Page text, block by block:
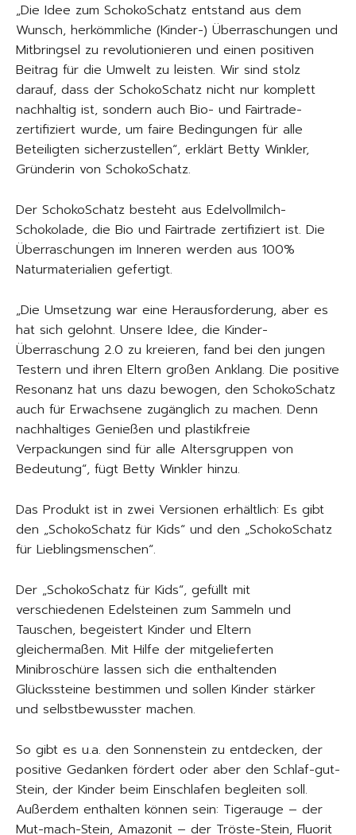
„Die Idee zum SchokoSchatz entstand aus dem
Wunsch, herkömmliche (Kinder-) Überraschungen und
Mitbringsel zu revolutionieren und einen positiven
Beitrag für die Umwelt zu leisten. Wir sind stolz
darauf, dass der SchokoSchatz nicht nur komplett
nachhaltig ist, sondern auch Bio- und Fairtrade-
zertifiziert wurde, um faire Bedingungen für alle
Beteiligten sicherzustellen“, erklärt Betty Winkler,
Gründerin von SchokoSchatz.
Der SchokoSchatz besteht aus Edelvollmilch-
Schokolade, die Bio und Fairtrade zertifiziert ist. Die
Überraschungen im Inneren werden aus 100%
Naturmaterialien gefertigt.
„Die Umsetzung war eine Herausforderung, aber es
hat sich gelohnt. Unsere Idee, die Kinder-
Überraschung 2.0 zu kreieren, fand bei den jungen
Testern und ihren Eltern großen Anklang. Die positive
Resonanz hat uns dazu bewogen, den SchokoSchatz
auch für Erwachsene zugänglich zu machen. Denn
nachhaltiges Genießen und plastikfreie
Verpackungen sind für alle Altersgruppen von
Bedeutung“, fügt Betty Winkler hinzu.
Das Produkt ist in zwei Versionen erhältlich: Es gibt
den „SchokoSchatz für Kids“ und den „SchokoSchatz
für Lieblingsmenschen“.
Der „SchokoSchatz für Kids“, gefüllt mit
verschiedenen Edelsteinen zum Sammeln und
Tauschen, begeistert Kinder und Eltern
gleichermaßen. Mit Hilfe der mitgelieferten
Minibroschüre lassen sich die enthaltenden
Glückssteine bestimmen und sollen Kinder stärker
und selbstbewusster machen.
So gibt es u.a. den Sonnenstein zu entdecken, der
positive Gedanken fördert oder aber den Schlaf-gut-
Stein, der Kinder beim Einschlafen begleiten soll.
Außerdem enthalten können sein: Tigerauge – der
Mut-mach-Stein, Amazonit – der Tröste-Stein, Fluorit